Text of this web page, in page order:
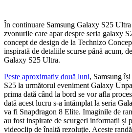
În continuare Samsung Galaxy S25
zvonurile care apar despre seria galaxy
concept de design de la Technizo
inspirată de detaliile scurse până acum,
Galaxy S25 Ultra.
Peste aproximativ două luni, Samsung
S25 la următorul eveniment Galaxy
prima dată când la bord se vor afla
dată acest lucru s-a întâmplat la seria
va fi Snapdragon 8 Elite. Imaginile de
au fost inspirate de scurgeri informații și
videoclip de înaltă rezoluție. Aceste